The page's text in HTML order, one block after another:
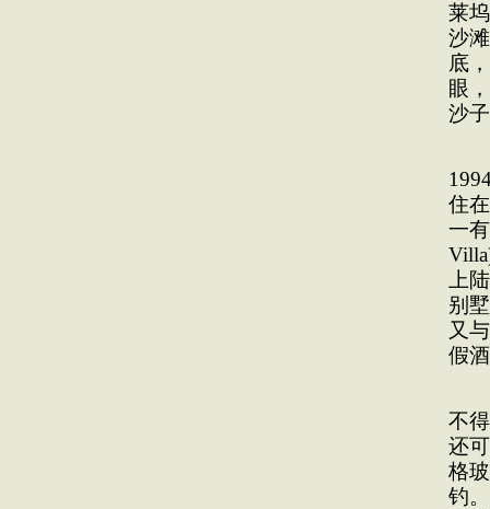
莱
沙
底
眼
沙
住
一
上
别
又
假
不
还
格
钓